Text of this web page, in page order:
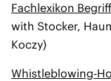
Fachlexikon
with Stocker,
Koczy)
Whistleblowing-